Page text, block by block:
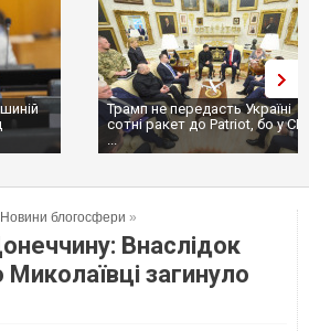
Трамп не передасть Україні
сотні ракет до Patriot, бо у
...
Новини блогосфери »
Внаслідок
Миколаївці загинуло